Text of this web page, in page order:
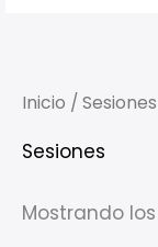
Inicio / Sesiones
Sesiones
Mostrando